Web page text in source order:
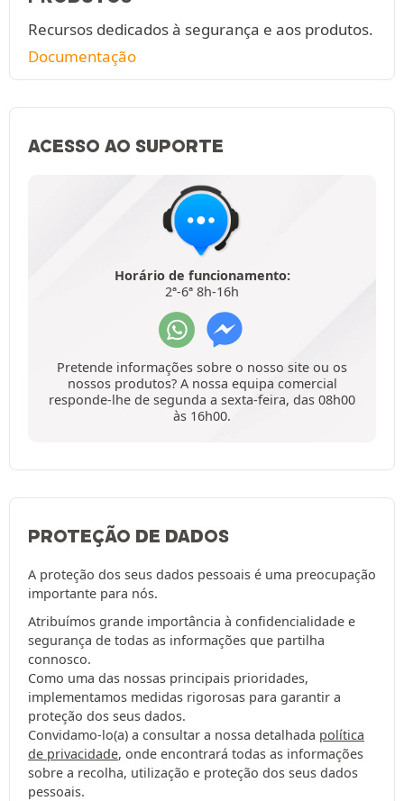
Recursos dedicados à segurança e aos produtos.
Documentação
ACESSO AO SUPORTE
Horário de funcionamento:
2ª-6ª 8h-16h
Pretende informações sobre o nosso site ou os
nossos produtos? A nossa equipa comercial
responde-lhe de segunda a sexta-feira, das 08h00
às 16h00.
PROTEÇÃO DE DADOS
A proteção dos seus dados pessoais é uma preocupação
importante para nós.
Atribuímos grande importância à confidencialidade e
segurança de todas as informações que partilha
connosco.
Como uma das nossas principais prioridades,
implementamos medidas rigorosas para garantir a
proteção dos seus dados.
Convidamo-lo(a) a consultar a nossa detalhada política
de privacidade, onde encontrará todas as informações
sobre a recolha, utilização e proteção dos seus dados
pessoais.